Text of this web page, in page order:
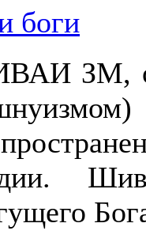
боги
ЗМ,